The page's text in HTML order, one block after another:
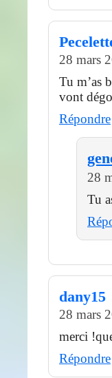
28 mars
Tu m’as
vont
Répondre
28
Tu
dany15
28 mars
merci
Répondre